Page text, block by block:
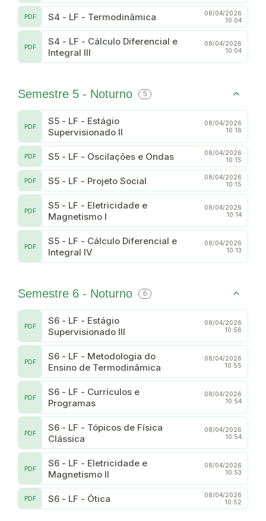
S4 - LF - Termodinâmica
PDF
08/04/2026
10:04
S4 - LF - Cálculo Diferencial e
Integral III
PDF
08/04/2026
10:04
Semestre 5 - Noturno 5
S5 - LF - Estágio
Supervisionado II
PDF
08/04/2026
10:16
S5 - LF - Oscilações e Ondas
PDF
08/04/2026
10:15
S5 - LF - Projeto Social
PDF
08/04/2026
10:15
S5 - LF - Eletricidade e
Magnetismo I
PDF
08/04/2026
10:14
S5 - LF - Cálculo Diferencial e
Integral IV
PDF
08/04/2026
10:13
Semestre 6 - Noturno 6
S6 - LF - Estágio
Supervisionado III
PDF
08/04/2026
10:56
S6 - LF - Metodologia do
Ensino de Termodinâmica
PDF
08/04/2026
10:55
S6 - LF - Currículos e
Programas
PDF
08/04/2026
10:54
S6 - LF - Tópicos de Física
Clássica
PDF
08/04/2026
10:54
S6 - LF - Eletricidade e
Magnetismo II
PDF
08/04/2026
10:53
S6 - LF - Ótica
PDF
08/04/2026
10:52